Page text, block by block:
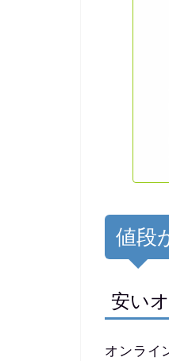
値段
安い
オンライ